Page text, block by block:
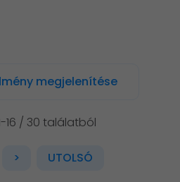
megjelenítése
16 / 30 találatból
> UTOLSÓ